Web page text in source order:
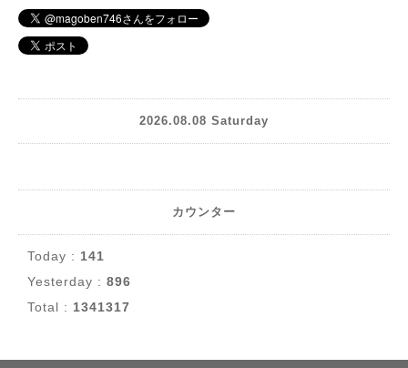
2026.08.08 Saturday
カウンター
Today : 141
Yesterday : 896
Total : 1341317